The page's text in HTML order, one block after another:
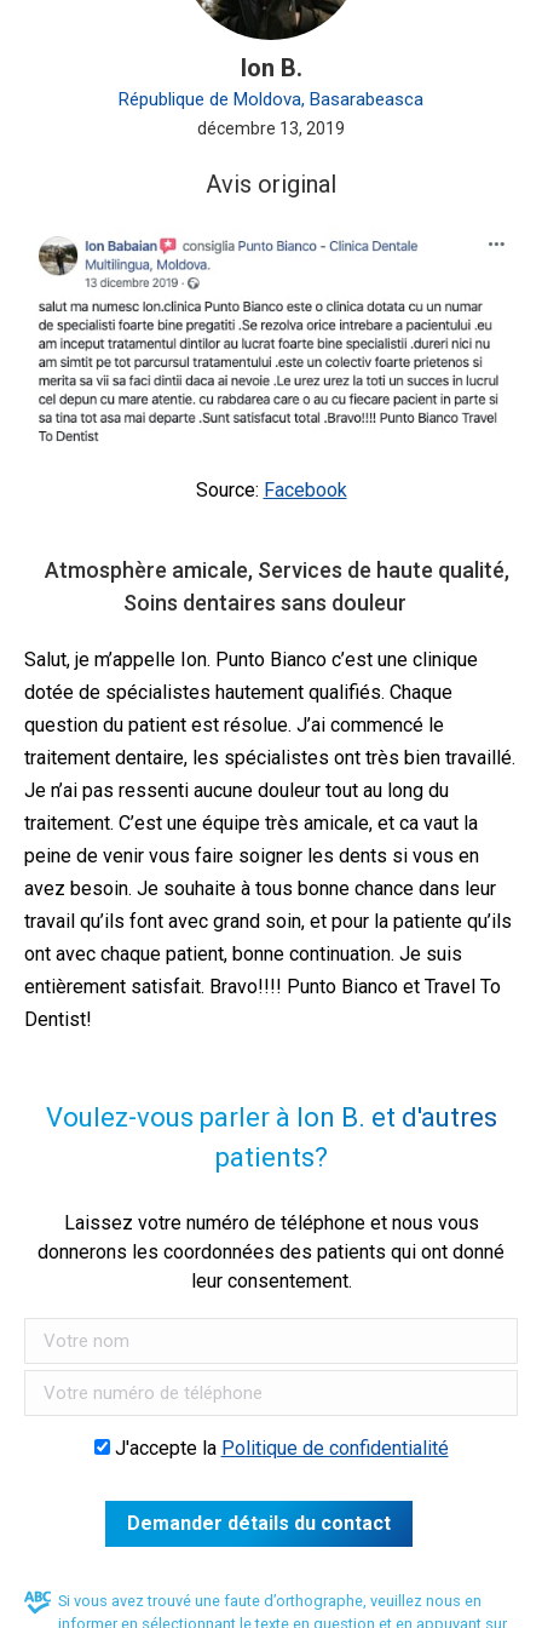
Ion B.
République de Moldova, Basarabeasca
décembre 13, 2019
Avis original
Source: Facebook
Atmosphère amicale, Services de haute qualité,
Soins dentaires sans douleur
Salut, je m’appelle Ion. Punto Bianco c’est une clinique
dotée de spécialistes hautement qualifiés. Chaque
question du patient est résolue. J’ai commencé le
traitement dentaire, les spécialistes ont très bien travaillé.
Je n’ai pas ressenti aucune douleur tout au long du
traitement. C’est une équipe très amicale, et ca vaut la
peine de venir vous faire soigner les dents si vous en
avez besoin. Je souhaite à tous bonne chance dans leur
travail qu’ils font avec grand soin, et pour la patiente qu’ils
ont avec chaque patient, bonne continuation. Je suis
entièrement satisfait. Bravo!!!! Punto Bianco et Travel To
Dentist!
Voulez-vous parler à Ion B. et d'autres
patients?
Laissez votre numéro de téléphone et nous vous
donnerons les coordonnées des patients qui ont donné
leur consentement.
J'accepte la Politique de confidentialité
Si vous avez trouvé une faute d’orthographe, veuillez nous en
informer en sélectionnant le texte en question et en appuyant sur